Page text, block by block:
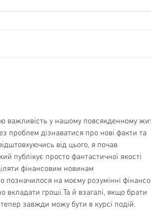
важливість у нашому повсякденному
дізнаватися про нові факти та
від цього, я почав
публікує просто фантастичної якості
фінансовим новинам
позначилося на моєму розумінні
вкладати гроші.Та й взагалі, якщо брати
завжди можу бути в курсі подій.